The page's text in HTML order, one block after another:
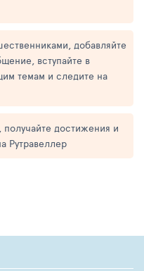
добавляйте
вступайте в
темам и следите на
получайте достижения и
Рутравеллер